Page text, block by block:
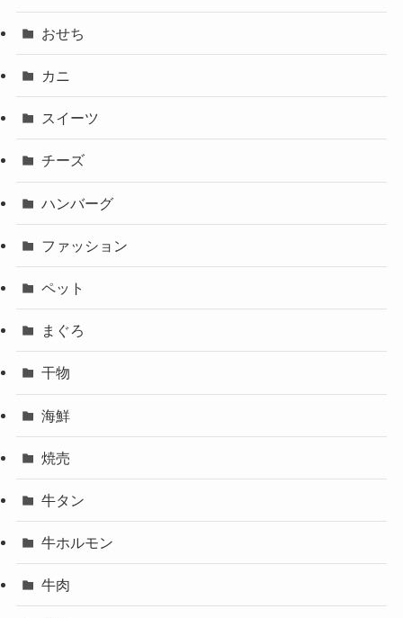
おせち
カニ
スイーツ
チーズ
ハンバーグ
ファッション
ペット
まぐろ
干物
海鮮
焼売
牛タン
牛ホルモン
牛肉